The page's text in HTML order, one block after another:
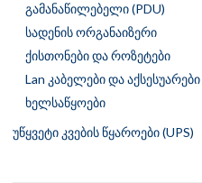
გამანაწილებელი (PDU)
სადენის ორგანაიზერი
ქისთონები და როზეტები
Lan კაბელები და აქსესუარები
ხელსაწყოები
უწყვეტი კვების წყაროები (UPS)